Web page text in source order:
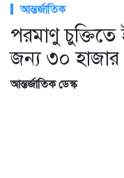
আন্তর্জাতিক
পরমাণু চুক্তিতে
জন্য ৩০
আন্তর্জাতিক ডেস্ক